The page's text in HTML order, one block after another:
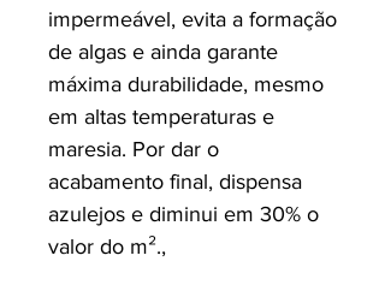
impermeável, evita a formação
de algas e ainda garante
máxima durabilidade, mesmo
em altas temperaturas e
maresia. Por dar o
acabamento final, dispensa
azulejos e diminui em 30% o
valor do m².,